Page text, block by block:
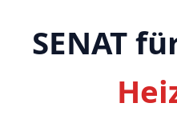
SENAT